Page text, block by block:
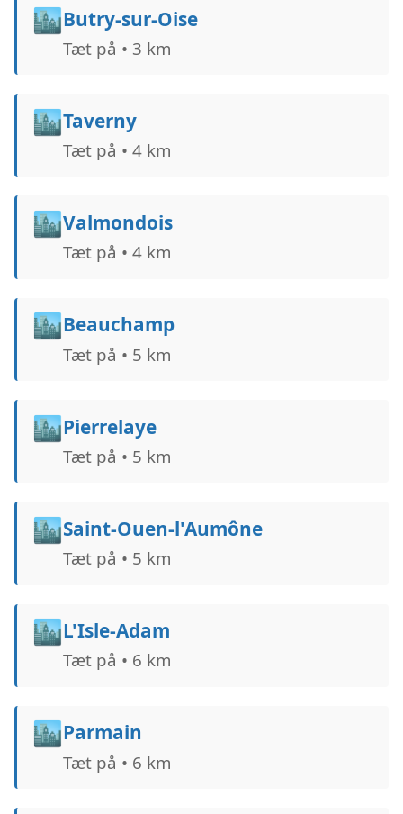
🏙️Butry-sur-Oise
Tæt på • 3 km
🏙️Taverny
Tæt på • 4 km
🏙️Valmondois
Tæt på • 4 km
🏙️Beauchamp
Tæt på • 5 km
🏙️Pierrelaye
Tæt på • 5 km
🏙️Saint-Ouen-l'Aumône
Tæt på • 5 km
🏙️L'Isle-Adam
Tæt på • 6 km
🏙️Parmain
Tæt på • 6 km